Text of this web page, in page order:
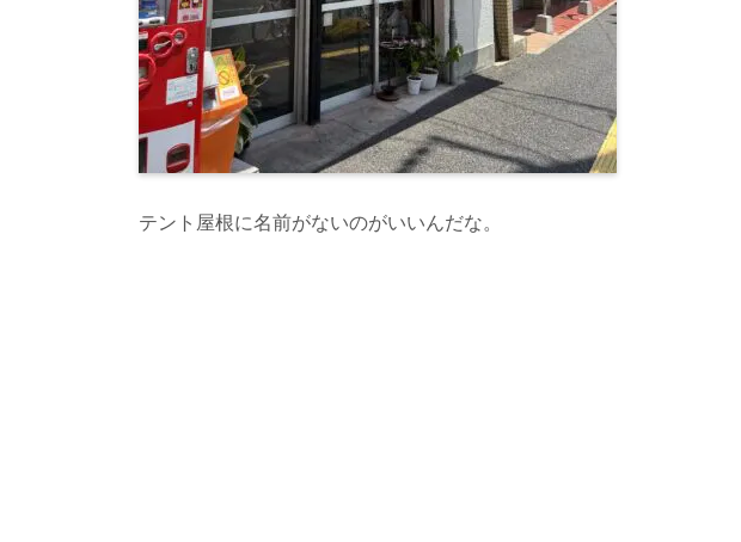
テント屋根に名前がないのがいいんだな。